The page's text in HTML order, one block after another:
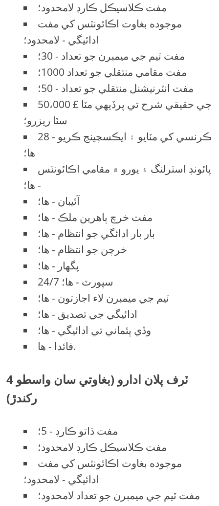
مفت ڪلاسيڪل ڪارڊ لامحدود؛
موجوده بغاوت اڪائونٽس کي مفت
ادائيگي - لامحدود؛
مفت ٽيم جي ميمبرن جو تعداد - 30؛
مفت مقامي منتقلي جو تعداد 1000؛
مفت انٽرنيشنل منتقلي جو تعداد - 50؛
50،000 £ جي حقيقي شرح تي پرڏيهي مٽا
سٽا ريزرو؛
28 ڪرنسي کي مٽايو ۽ ايڪسچينج ڪريو -
ها؛
پائونڊ اسٽرلنگ ۽ يورو ۾ مقامي اڪائونٽس
- ها؛
آئيبان - ها؛
مفت خرچ ٻاهرين ملڪ - ها؛
بار بار ادائگي جو انتظام - ها؛
خرچن جو انتظام - ها؛
پگهار - ها؛
24/7 سپورٽ - ها؛
ٽيم جي ميمبرن لاء اجازتون - ها؛
ادائيگي جي تصديق - ها؛
وڏي پئماني تي ادائيگي - ها؛
فائدا - ها.
4 ٽرف پلان ادارو (بغاوتي سان واسطو
رکندڙ)
مفت ڌاتو ڪارڊ - 5؛
مفت ڪلاسيڪل ڪارڊ لامحدود؛
موجوده بغاوت اڪائونٽس کي مفت
ادائيگي - لامحدود؛
مفت ٽيم جي ميمبرن جو تعداد لامحدود؛